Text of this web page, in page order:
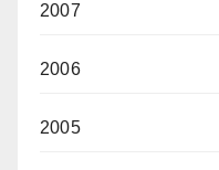
2007
2006
2005